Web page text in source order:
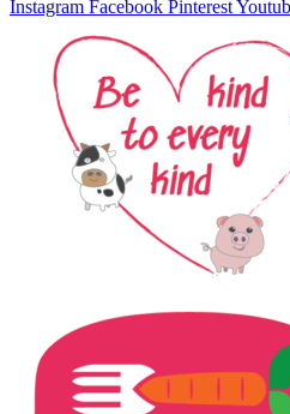
Instagram Facebook Pinterest